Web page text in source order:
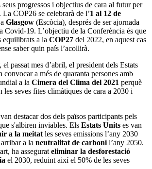
seus progressos i objectius de cara al futur per
COP26 se celebrarà de l’1 al 12 de
a Glasgow (Escòcia), després de ser ajornada
Covid-19. L’objectiu de la Conferència és que
equilibrats a la COP27 del 2022, en aquest cas
saber quin país l’acollirà.
passat mes d’abril, el president dels Estats
convocar a més de quaranta persones amb
a la Cimera del Clima del 2021 perquè
les seves fites climàtiques de cara a 2030 i
destacar dos dels països participants pels
s'albiren inviables. Els Estats Units es van
a la meitat les seves emissions l’any 2030
a la neutralitat de carboni l’any 2050.
ha assegurat eliminar la desforestació
el 2030, reduint així el 50% de les seves